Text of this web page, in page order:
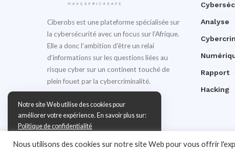
Ciberobs est une plateforme spécialisée sur
la cybersécurité avec un focus sur l’Afrique.
Elle a donc l’ambition d’être un relai
d’informations sur les questions liées au
risque cyber sur un continent touché de
plein fouet par la cybercriminalité.
Analyse
Rapport
Hacking
Notre site Web utilise des cookies pour
améliorer votre expérience. En savoir plus sur:
Politique de confidentialité
Accepter
Nous utilisons des cookies sur notre site Web pour vous offrir